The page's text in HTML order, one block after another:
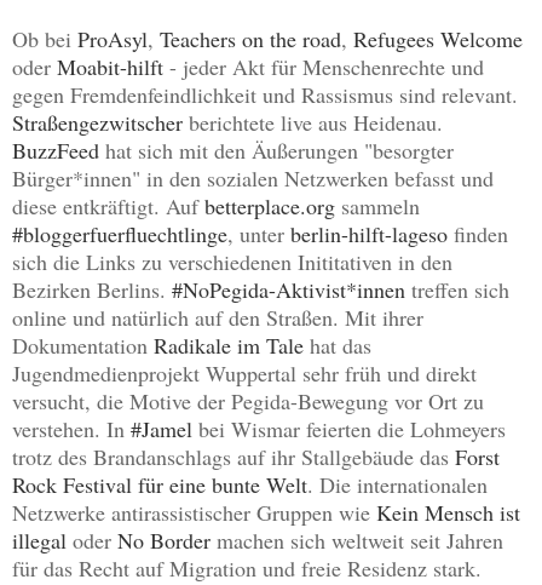
Ob bei ProAsyl, Teachers on the road, Refugees Welcome
oder Moabit-hilft - jeder Akt für Menschenrechte und
gegen Fremdenfeindlichkeit und Rassismus sind relevant.
Straßengezwitscher berichtete live aus Heidenau.
BuzzFeed hat sich mit den Äußerungen "besorgter
Bürger*innen" in den sozialen Netzwerken befasst und
diese entkräftigt. Aufbetterplace.org sammeln
#bloggerfuerfluechtlinge, unter berlin-hilft-lageso finden
sich die Links zu verschiedenen Inititativen in den
Bezirken Berlins. #NoPegida-Aktivist*innen treffen sich
online und natürlich auf den Straßen. Mit ihrer
Dokumentation Radikale im Tale hat das
Jugendmedienprojekt Wuppertal sehr früh und direkt
versucht, die Motive der Pegida-Bewegung vor Ort zu
verstehen. In #Jamel bei Wismar feierten die Lohmeyers
trotz des Brandanschlags auf ihr Stallgebäude das Forst
Rock Festival für eine bunte Welt. Die internationalen
Netzwerke antirassistischer Gruppen wie Kein Mensch ist
illegal oder No Border machen sich weltweit seit Jahren
für das Recht auf Migration und freie Residenz stark.